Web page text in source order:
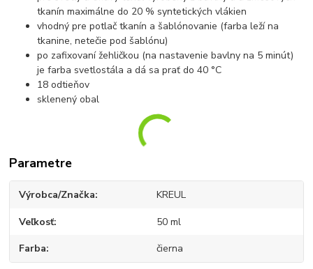
tkanín maximálne do 20 % syntetických vlákien
vhodný pre potlač tkanín a šablónovanie (farba leží na
tkanine, netečie pod šablónu)
po zafixovaní žehličkou (na nastavenie bavlny na 5 minút)
je farba svetlostála a dá sa prať do 40 °C
18 odtieňov
sklenený obal
Parametre
Výrobca/Značka KREUL
Veľkosť 50 ml
Farba čierna